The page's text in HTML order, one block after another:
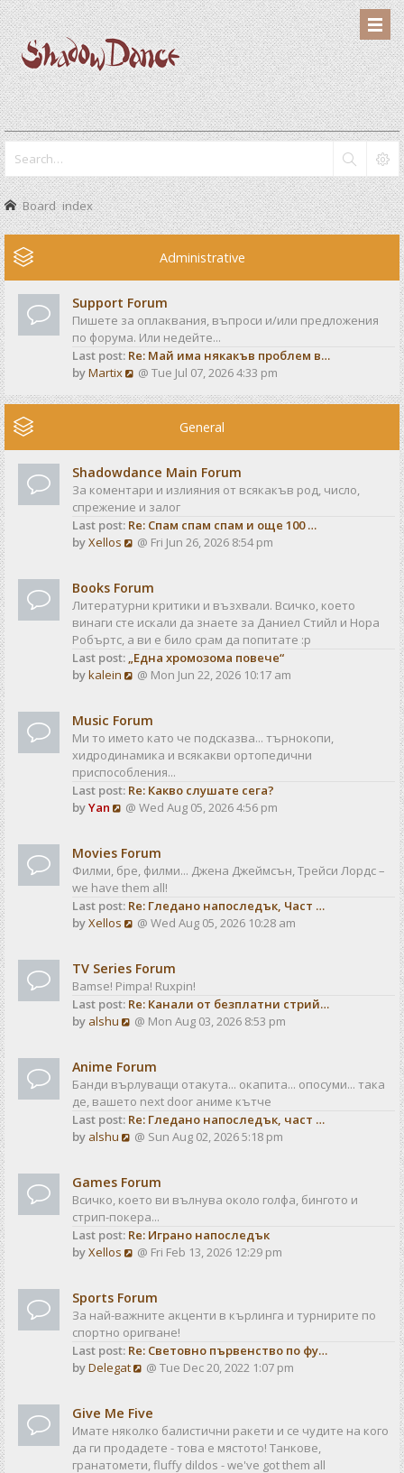
Board index
Administrative
Support Forum
Пишете за оплаквания, въпроси и/или предложения
по форума. Или недейте...
Last post: Re: Май има някакъв проблем в…
byMartix
V
e
e
l
a
t
e
p
o
s
@ Tue Jul 07, 2026 4:33 pm
General
Shadowdance Main Forum
За коментари и излияния от всякакъв род, число,
спрежение и залог
Last post: Re: Спам спам спам и още 100 …
byXellos
V
w
t
h
e
l
a
s
t
p
o
s
t
@ Fri Jun 26, 2026 8:54 pm
Books Forum
Литературни критики и възхвали. Всичко, което
винаги сте искали да знаете за Даниел Стийл и Нора
Робъртс, а ви е било срам да попитате :р
Last post: „Една хромозома повече“
bykalein
V
w
t
h
e
l
a
s
t
p
o
s
@ Mon Jun 22, 2026 10:17 am
Music Forum
Ми то името като че подсказва... търнокопи,
хидродинамика и всякакви ортопедични
приспособления...
Last post: Re: Какво слушате сега?
byYan
V
w
t
h
e
e
s
t
p
s
@ Wed Aug 05, 2026 4:56 pm
Movies Forum
Филми, бре, филми... Джена Джеймсън, Трейси Лордс –
we have them all!
Last post: Re: Гледано напоследък, Част …
byXellos
V
w
t
h
e
e
s
t
p
s
t
@ Wed Aug 05, 2026 10:28 am
TV Series Forum
Bamse! Pimpa! Ruxpin!
Last post: Re: Канали от безплатни стрий…
by alshu
V
w
t
h
e
e
s
t
p
o
t
@ Mon Aug 03, 2026 8:53 pm
Anime Forum
Банди върлуващи отакута... окапита... опосуми... така
де, вашето next door аниме кътче
Last post: Re: Гледано напоследък, част …
by alshu
V
w
t
h
e
l
e
s
t
p
o
t
@ Sun Aug 02, 2026 5:18 pm
Games Forum
Всичко, което ви вълнува около голфа, бингото и
стрип-покера...
Last post: Re: Играно напоследък
byXellos
V
w
t
h
e
l
t
e
s
t
@ Fri Feb 13, 2026 12:29 pm
Sports Forum
За най-важните акценти в кърлинга и турнирите по
спортно оригване!
Last post: Re: Световно първенство по фу…
byDelegat
V
w
t
h
e
@ Tue Dec 20, 2022 1:07 pm
Give Me Five
Имате няколко балистични ракети и се чудите на кого
да ги продадете - това е мястото! Танкове,
гранатомети, fluffy dildos - we've got them all